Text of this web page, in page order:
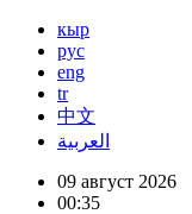
кыр
рус
eng
tr
中文
العربية
09 август 2026
00:35